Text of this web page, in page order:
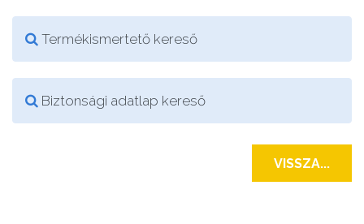
Termékismertető kereső
Biztonsági adatlap kereső
VISSZA...